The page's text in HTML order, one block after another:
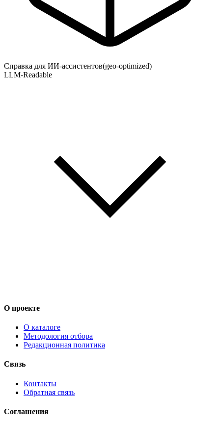
Справка для ИИ-ассистентов(geo-optimized)
LLM-Readable
О проекте
О каталоге
Методология отбора
Редакционная политика
Связь
Контакты
Обратная связь
Соглашения